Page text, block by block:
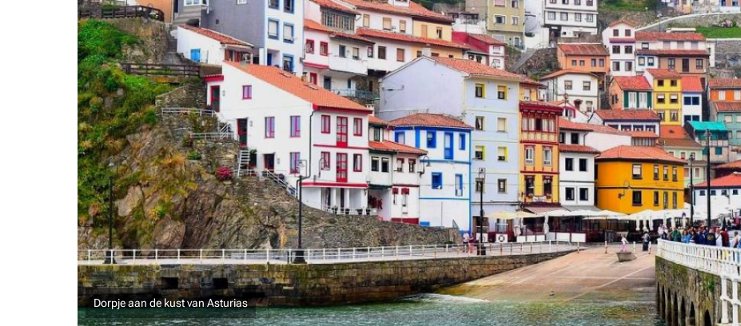
Dorpje aan de kust van Asturias